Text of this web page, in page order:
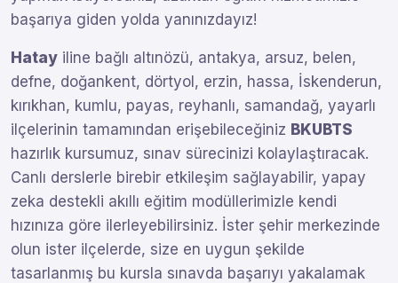
başarıya giden yolda yanınızdayız!
Hatay iline bağlı altınözü, antakya, arsuz, belen,
defne, doğankent, dörtyol, erzin, hassa, İskenderun,
kırıkhan, kumlu, payas, reyhanlı, samandağ, yayarlı
ilçelerinin tamamından erişebileceğiniz BKUBTS
hazırlık kursumuz, sınav sürecinizi kolaylaştıracak.
Canlı derslerle birebir etkileşim sağlayabilir, yapay
zeka destekli akıllı eğitim modüllerimizle kendi
hızınıza göre ilerleyebilirsiniz. İster şehir merkezinde
olun ister ilçelerde, size en uygun şekilde
tasarlanmış bu kursla sınavda başarıyı yakalamak